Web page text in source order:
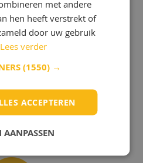
u bij het kiezen
zodat u het
voertuig of machine
met andere
hen heeft verstrekt of
door uw gebruik
Lees verder
(1550) →
ACCEPTEREN